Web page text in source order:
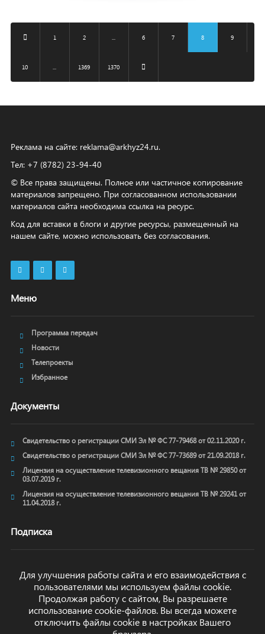
1 2 6 7 8 9
10 1369 1370
Реклама на сайте: reklama@arkhyz24.ru.
Тел: +7 (8782) 23‑94‑40
© Все права защищены. Полное или частичное копирование
материалов запрещено. При согласованном использовании
материалов сайта необходима ссылка на ресурс.
Код для вставки в блоги и другие ресурсы, размещенный на
нашем сайте, можно использовать без согласования.
Меню
Программа передач
Новости
Телепроекты
Избранное
Документы
Свидетельство о регистрации СМИ Эл № ФС 77-79468 от 02.11.2020 г.
Свидетельство о регистрации СМИ Эл № ФС 77-73689 от 21.09.2018 г.
Лицензия на осуществление телевизионного вещания ТВ № 29850 от
03.07.2019 г.
Лицензия на осуществление телевизионного вещания ТВ № 29241 от
11.04.2018 г.
Подписка
ОТПРАВИТЬ
Для улучшения работы сайта и его взаимодействия с
пользователями мы используем файлы cookie.
Продолжая работу с сайтом, Вы разрешаете
использование cookie-файлов. Вы всегда можете
отключить файлы cookie в настройках Вашего